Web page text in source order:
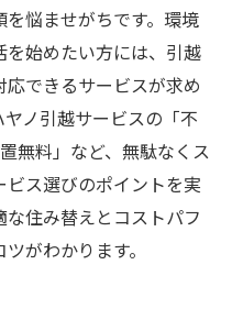
悩ませがちです。環境
始めたい方には、引越
できるサービスが求め
ノ引越サービスの「不
無料」など、無駄なくス
ス選びのポイントを実
住み替えとコストパフ
がわかります。